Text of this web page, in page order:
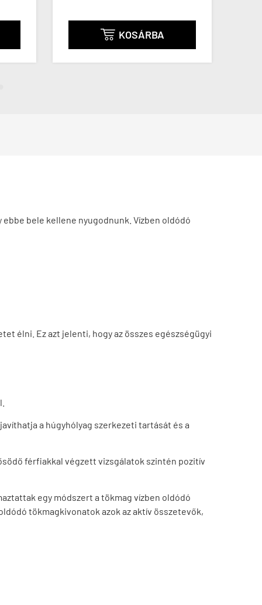
 KOSÁRBA
bele kellene nyugodnunk. Vízben oldódó
élni. Ez azt jelenti, hogy az összes egészségügyi
a húgyhólyag szerkezeti tartását és a
férfiakkal végzett vizsgálatok szintén pozitív
egy módszert a tökmag vízben oldódó
tökmagkivonatok azok az aktív összetevők,